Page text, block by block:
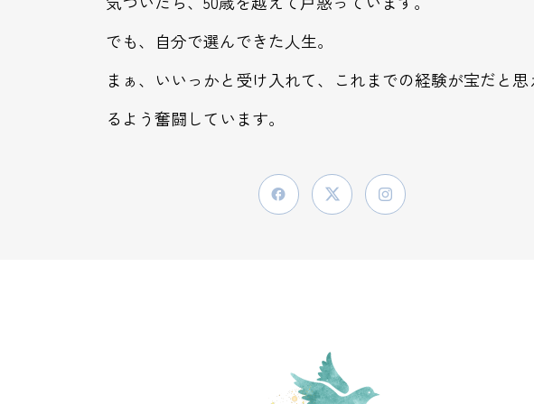
でも、自分で選んできた人生。
まぁ、いいっかと受け入れて、これまでの経験が宝だと思
るよう奮闘しています。